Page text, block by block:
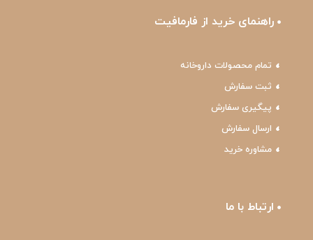
راهنمای خرید از فارمافیت
تمام محصولات داروخانه
ثبت سفارش
پیگیری سفارش
ارسال سفارش
مشاوره خرید
ارتباط با ما